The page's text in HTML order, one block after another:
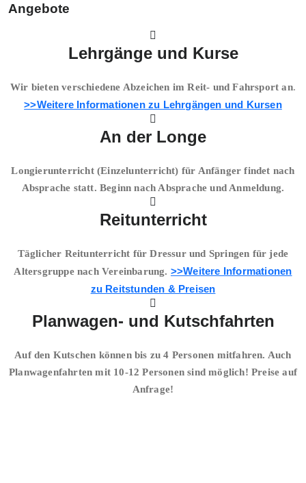
Angebote
Lehrgänge und Kurse
Wir bieten verschiedene Abzeichen im Reit- und Fahrsport an.
>>Weitere Informationen zu Lehrgängen und Kursen
An der Longe
Longierunterricht (Einzelunterricht) für Anfänger findet nach
Absprache statt. Beginn nach Absprache und Anmeldung.
Reitunterricht
Täglicher Reitunterricht für Dressur und Springen für jede
Altersgruppe nach Vereinbarung. >>Weitere Informationen
zu Reitstunden & Preisen
Planwagen- und Kutschfahrten
Auf den Kutschen können bis zu 4 Personen mitfahren. Auch
Planwagenfahrten mit 10-12 Personen sind möglich! Preise auf
Anfrage!